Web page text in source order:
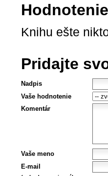
Knihu ešte
Pridajte
Nadpis
Vaše hodnotenie
Komentár
Vaše meno
E-mail